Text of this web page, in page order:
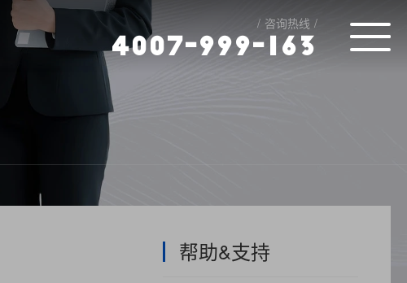
咨询热线
4007-999- 6 3
帮助&支持